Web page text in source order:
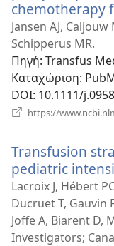
chemotherapy
Jansen AJ,
Schipperus MR.
Πηγή‎: Transfus
Καταχώριση‎:
DOI‎: 10.1111/
https://
Transfusion
pediatric
Lacroix J, Hébert
Ducruet T, Gauvin
Joffe A, Biarent D,
Investigators;